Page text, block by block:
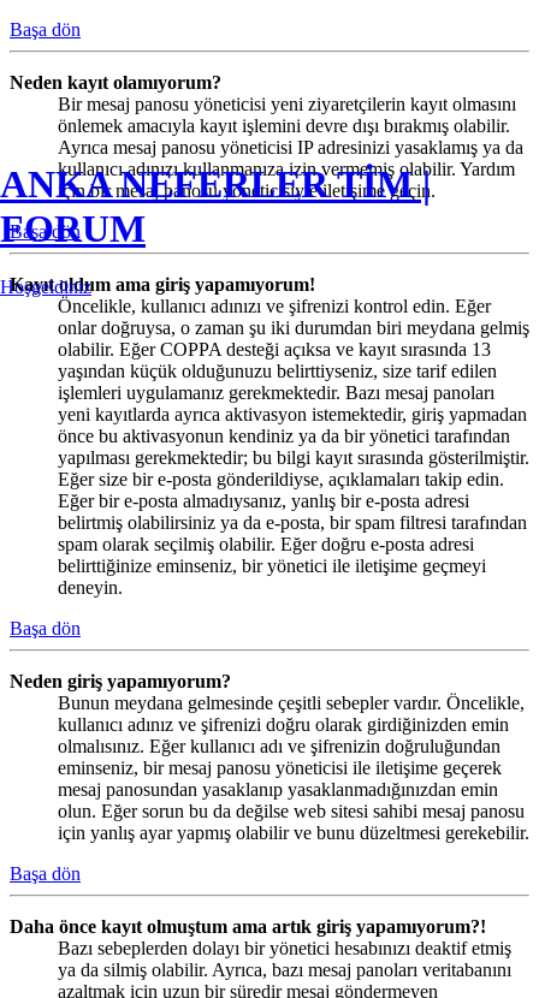
ANKA NEFERLER TİM |
FORUM
Hoşgeldiniz
Başa dön
Neden kayıt olamıyorum?
Bir mesaj panosu yöneticisi yeni ziyaretçilerin kayıt olmasını
önlemek amacıyla kayıt işlemini devre dışı bırakmış olabilir.
Ayrıca mesaj panosu yöneticisi IP adresinizi yasaklamış ya da
kullanıcı adınızı kullanmanıza izin vermemiş olabilir. Yardım
için bir mesaj panosu yöneticisiyle iletişime geçin.
Başa dön
Kayıt oldum ama giriş yapamıyorum!
Öncelikle, kullanıcı adınızı ve şifrenizi kontrol edin. Eğer
onlar doğruysa, o zaman şu iki durumdan biri meydana gelmiş
olabilir. Eğer COPPA desteği açıksa ve kayıt sırasında 13
yaşından küçük olduğunuzu belirttiyseniz, size tarif edilen
işlemleri uygulamanız gerekmektedir. Bazı mesaj panoları
yeni kayıtlarda ayrıca aktivasyon istemektedir, giriş yapmadan
önce bu aktivasyonun kendiniz ya da bir yönetici tarafından
yapılması gerekmektedir; bu bilgi kayıt sırasında gösterilmiştir.
Eğer size bir e-posta gönderildiyse, açıklamaları takip edin.
Eğer bir e-posta almadıysanız, yanlış bir e-posta adresi
belirtmiş olabilirsiniz ya da e-posta, bir spam filtresi tarafından
spam olarak seçilmiş olabilir. Eğer doğru e-posta adresi
belirttiğinize eminseniz, bir yönetici ile iletişime geçmeyi
deneyin.
Başa dön
Neden giriş yapamıyorum?
Bunun meydana gelmesinde çeşitli sebepler vardır. Öncelikle,
kullanıcı adınız ve şifrenizi doğru olarak girdiğinizden emin
olmalısınız. Eğer kullanıcı adı ve şifrenizin doğruluğundan
eminseniz, bir mesaj panosu yöneticisi ile iletişime geçerek
mesaj panosundan yasaklanıp yasaklanmadığınızdan emin
olun. Eğer sorun bu da değilse web sitesi sahibi mesaj panosu
için yanlış ayar yapmış olabilir ve bunu düzeltmesi gerekebilir.
Başa dön
Daha önce kayıt olmuştum ama artık giriş yapamıyorum?!
Bazı sebeplerden dolayı bir yönetici hesabınızı deaktif etmiş
ya da silmiş olabilir. Ayrıca, bazı mesaj panoları veritabanını
azaltmak için uzun bir süredir mesaj göndermeyen